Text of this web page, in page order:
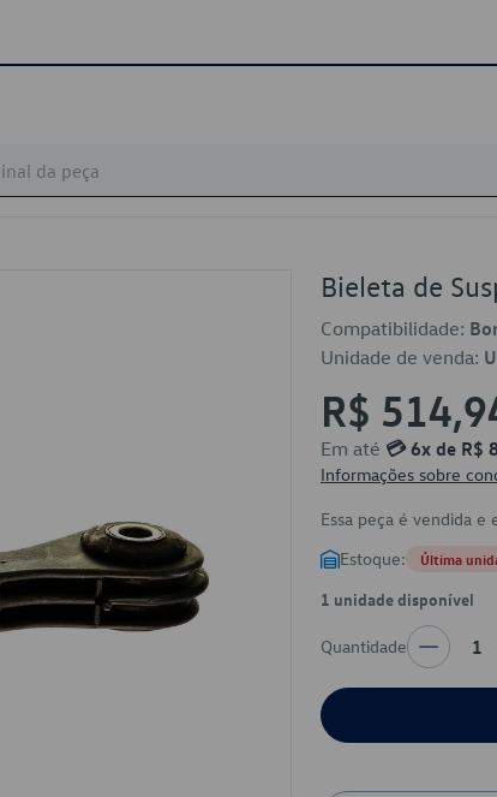
Bieleta de
Compatibilidade:
Unidade de venda:
R$
Em até 💳 6x de R$
Informações sobre
Essa peça é vendida e
Estoque: Última
1 unidade disponível
Quantidade 1